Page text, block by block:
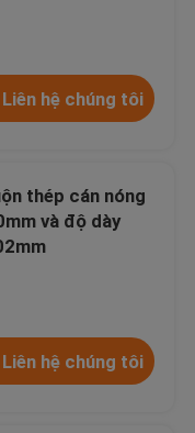
Liên hệ chúng tôi
thép cán nóng
và độ dày
Liên hệ chúng tôi